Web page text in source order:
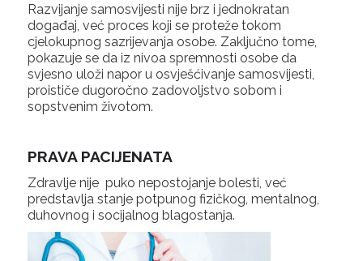
Razvijanje samosvijesti nije brz i jednokratan
događaj, već proces koji se proteže tokom
cjelokupnog sazrijevanja osobe. Zaključno tome,
pokazuje se da iz nivoa spremnosti osobe da
svjesno uloži napor u osvješćivanje samosvijesti,
proističe dugoročno zadovoljstvo sobom i
sopstvenim životom.
PRAVA PACIJENATA
Zdravlje nije puko nepostojanje bolesti, već
predstavlja stanje potpunog fizičkog, mentalnog,
duhovnog i socijalnog blagostanja.